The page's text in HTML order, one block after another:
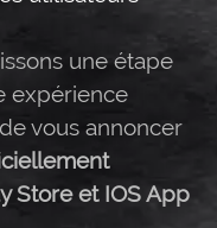
une étape
expérience
vous annoncer
Store et IOS App